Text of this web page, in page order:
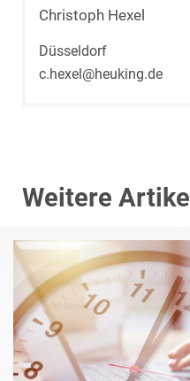
Christoph Hexel
Düsseldorf
c.hexel@heuking.de
Weitere Artikel